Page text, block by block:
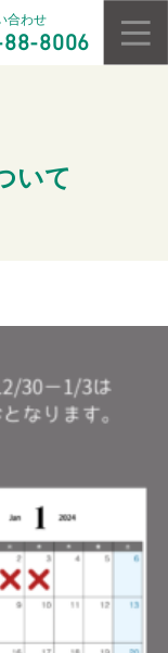
合わせ
88-8006
いて